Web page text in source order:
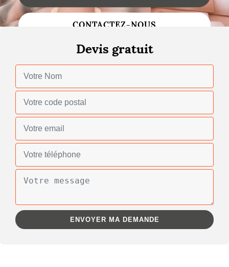
Changement de toiture
Gouttières
Réparation de toiture
CONTACTEZ-NOUS
Devis gratuit